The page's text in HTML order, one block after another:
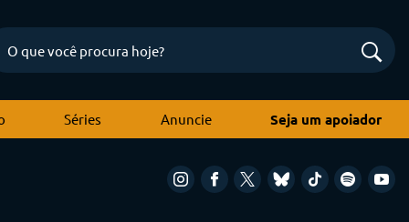
Séries Anuncie Seja um apoiador